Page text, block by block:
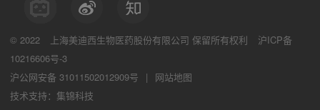
© 2022 上海美迪西生物医药股份有限公司 保留所有权利
沪ICP备
10216606号-3
沪公网安备 31011502012909号
|
网站地图
技术支持：集锦科技